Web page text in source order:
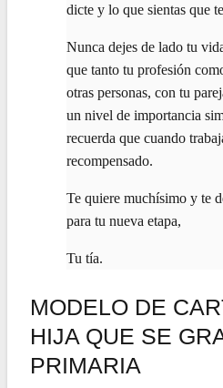
dicte y lo que sientas que
Nunca dejes de lado tu
que tanto tu profesión
otras personas, con tu
un nivel de importancia
recuerda que cuando
recompensado.
Te quiere muchísimo y te
para tu nueva etapa,
Tu tía.
MODELO DE
HIJA QUE SE
PRIMARIA